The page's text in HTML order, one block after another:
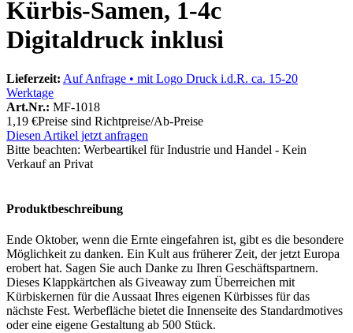
Kürbis-Samen, 1-4c
Digitaldruck inklusi
Lieferzeit: Auf Anfrage • mit Logo Druck i.d.R. ca. 15-20
Werktage
Art.Nr.: MF-1018
1,19 €Preise sind Richtpreise/Ab-Preise
Diesen Artikel jetzt anfragen
Bitte beachten: Werbeartikel für Industrie und Handel - Kein
Verkauf an Privat
Produktbeschreibung
Ende Oktober, wenn die Ernte eingefahren ist, gibt es die besondere
Möglichkeit zu danken. Ein Kult aus früherer Zeit, der jetzt Europa
erobert hat. Sagen Sie auch Danke zu Ihren Geschäftspartnern.
Dieses Klappkärtchen als Giveaway zum Überreichen mit
Kürbiskernen für die Aussaat Ihres eigenen Kürbisses für das
nächste Fest. Werbefläche bietet die Innenseite des Standardmotives
oder eine eigene Gestaltung ab 500 Stück.